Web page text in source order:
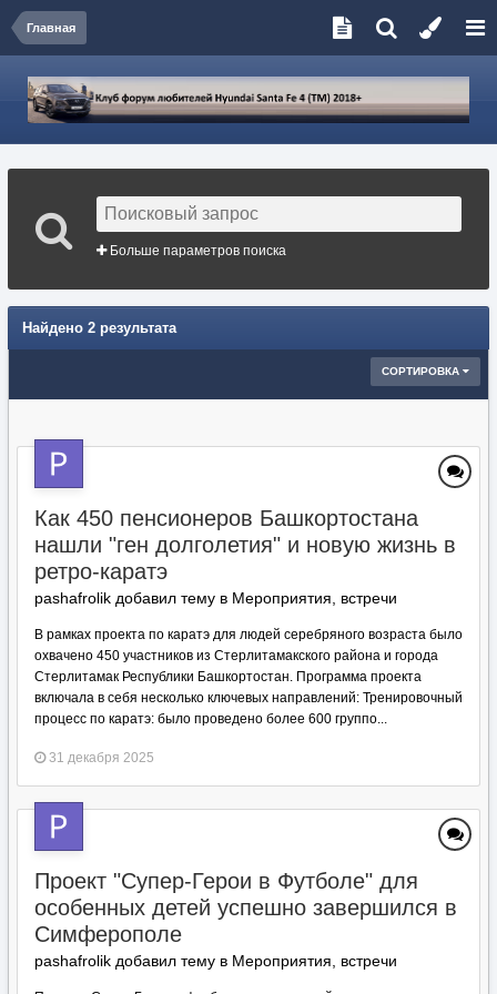
Главная
Больше параметров поиска
Найдено 2 результата
СОРТИРОВКА
Как 450 пенсионеров Башкортостана
нашли "ген долголетия" и новую жизнь в
ретро-каратэ
pashafrolik добавил тему в Мероприятия, встречи
В рамках проекта по каратэ для людей серебряного возраста было
охвачено 450 участников из Стерлитамакского района и города
Стерлитамак Республики Башкортостан. Программа проекта
включала в себя несколько ключевых направлений: Тренировочный
процесс по каратэ: было проведено более 600 группо...
31 декабря 2025
Проект "Супер-Герои в Футболе" для
особенных детей успешно завершился в
Симферополе
pashafrolik добавил тему в Мероприятия, встречи